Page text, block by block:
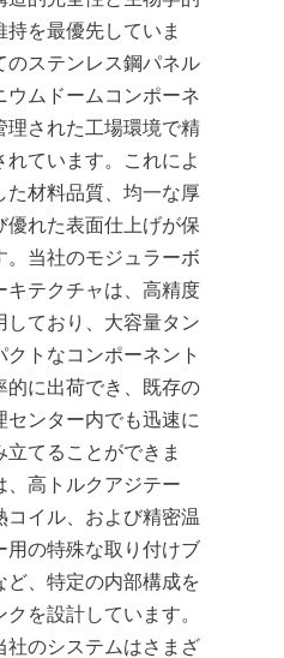
持を最優先していま
のステンレス鋼パネル
ウムドームコンポーネ
理された工場環境で精
れています。これによ
た材料品質、均一な厚
優れた表面仕上げが保
。当社のモジュラーボ
キテクチャは、高精度
しており、大容量タン
クトなコンポーネント
的に出荷でき、既存の
センター内でも迅速に
立てることができま
、高トルクアジテー
コイル、および精密温
用の特殊な取り付けブ
ど、特定の内部構成を
を設計しています。
社のシステムはさまざ